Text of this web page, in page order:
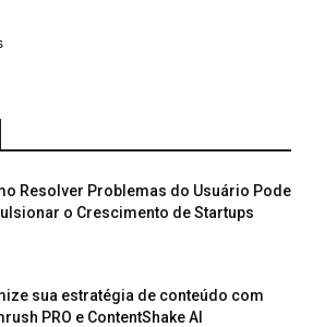
Resolver Problemas do Usuário Pode
o Crescimento de Startups
sua estratégia de conteúdo com
PRO e ContentShake AI